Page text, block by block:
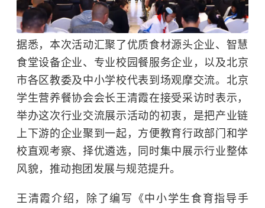
据悉，本次活动汇聚了优质食材源头企业、智慧
食堂设备企业、专业校园餐服务企业，以及北京
市各区教委及中小学校代表到场观摩交流。北京
学生营养餐协会会长王清霞在接受采访时表示，
举办这次行业交流展示活动的初衷，是把产业链
上下游的企业聚到一起，方便教育行政部门和学
校直观考察、择优遴选，同时集中展示行业整体
风貌，推动抱团发展与规范提升。
王清霞介绍，除了编写《中小学生食育指导手